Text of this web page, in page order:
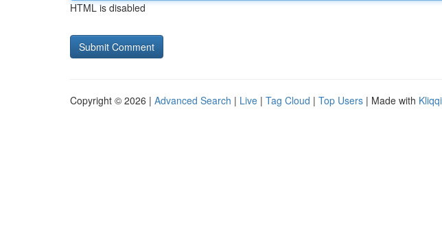
HTML is disabled
Copyright © 2026 | Advanced Search | Live | Tag Cloud | Top Users | Made with